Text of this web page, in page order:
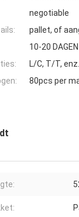
negotiable
pallet, of
10-20 DAGEN
L/C, T/T, enz.
80pcs per